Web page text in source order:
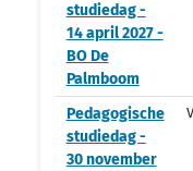
studiedag -
14 april 2027 -
BO De
Palmboom
Pedagogische
studiedag -
30 november